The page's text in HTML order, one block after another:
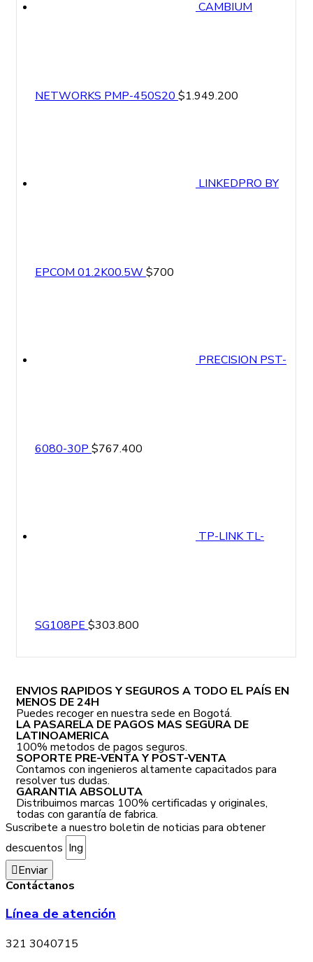
CAMBIUM
NETWORKS PMP-450S20 $1.949.200
LINKEDPRO BY
EPCOM 01.2K00.5W $700
PRECISION PST-
6080-30P $767.400
TP-LINK TL-
SG108PE $303.800
ENVIOS RAPIDOS Y SEGUROS A TODO EL PAÍS EN
MENOS DE 24H
Puedes recoger en nuestra sede en Bogotá.
LA PASARELA DE PAGOS MAS SEGURA DE
LATINOAMERICA
100% metodos de pagos seguros.
SOPORTE PRE-VENTA Y POST-VENTA
Contamos con ingenieros altamente capacitados para
resolver tus dudas.
GARANTIA ABSOLUTA
Distribuimos marcas 100% certificadas y originales,
todas con garantía de fabrica.
Suscribete a nuestro boletin de noticias para obtener
descuentos
Enviar
Contáctanos
Línea de atención
321 3040715